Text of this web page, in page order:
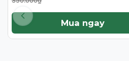
Mua ngay